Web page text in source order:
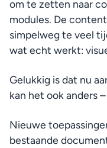
om te zetten naar
modules. De
simpelweg te veel
wat echt werkt:
Gelukkig is dat nu
kan het ook anders
Nieuwe
bestaande